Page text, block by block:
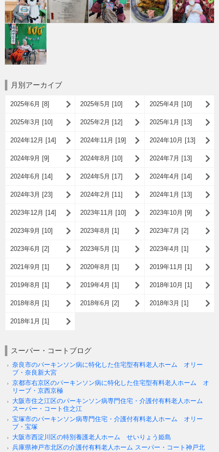
月別アーカイブ
2025年6月 [8] 2025年5月 [10] 2025年4月 [10]
2025年3月 [10] 2025年2月 [12] 2025年1月 [13]
2024年12月 [14] 2024年11月 [19] 2024年10月 [13]
2024年9月 [9] 2024年8月 [10] 2024年7月 [13]
2024年6月 [14] 2024年5月 [17] 2024年4月 [14]
2024年3月 [23] 2024年2月 [11] 2024年1月 [13]
2023年12月 [14] 2023年11月 [10] 2023年10月 [9]
2023年9月 [10] 2023年8月 [1] 2023年7月 [2]
2023年6月 [2] 2023年5月 [1] 2023年4月 [1]
2021年9月 [1] 2020年8月 [1] 2019年11月 [1]
2019年8月 [1] 2019年4月 [1] 2018年10月 [1]
2018年8月 [1] 2018年6月 [2] 2018年3月 [1]
2018年1月 [1]
スーパー・コートブログ
奈良市のパーキンソン病に特化した住宅型有料老人ホーム オリー
ブ・奈良新大宮
京都市右京区のパーキンソン病に特化した住宅型有料老人ホーム オ
リーブ・京西京極
大阪市住之江区のパーキンソン病専門住宅・介護付有料老人ホーム
スーパー・コート住之江
宝塚市のパーキンソン病専門住宅・介護付有料老人ホーム オリー
ブ・宝塚
大阪市西淀川区の特別養護老人ホーム せいりょう姫島
兵庫県神戸市北区の介護付有料老人ホーム スーパー・コート神戸北